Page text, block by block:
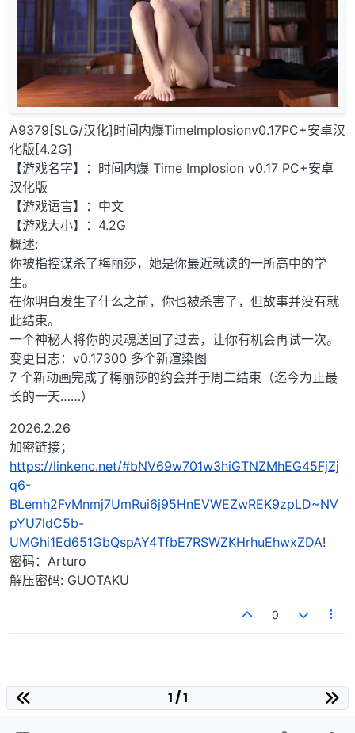
A9379[SLG/汉化]时间内爆TimeImplosionv0.17PC+安卓汉
化版[4.2G]
【游戏名字】：时间内爆 Time Implosion v0.17 PC+安卓
汉化版
【游戏语言】：中文
【游戏大小】：4.2G
概述:
你被指控谋杀了梅丽莎，她是你最近就读的一所高中的学
生。
在你明白发生了什么之前，你也被杀害了，但故事并没有就
此结束。
一个神秘人将你的灵魂送回了过去，让你有机会再试一次。
变更日志：v0.17300 多个新渲染图
7 个新动画完成了梅丽莎的约会并于周二结束（迄今为止最
长的一天……）
2026.2.26
加密链接；
https://linkenc.net/#bNV69w701w3hiGTNZMhEG45FjZj
q6-
BLemh2FvMnmj7UmRui6j95HnEVWEZwREK9zpLD~NV
pYU7ldC5b-
UMGhi1Ed651GbQspAY4TfbE7RSWZKHrhuEhwxZDA!
密码：Arturo
解压密码: GUOTAKU
0
1 / 1